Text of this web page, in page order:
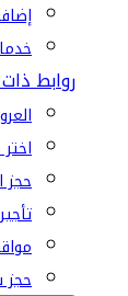
روابط
حجز
حجز